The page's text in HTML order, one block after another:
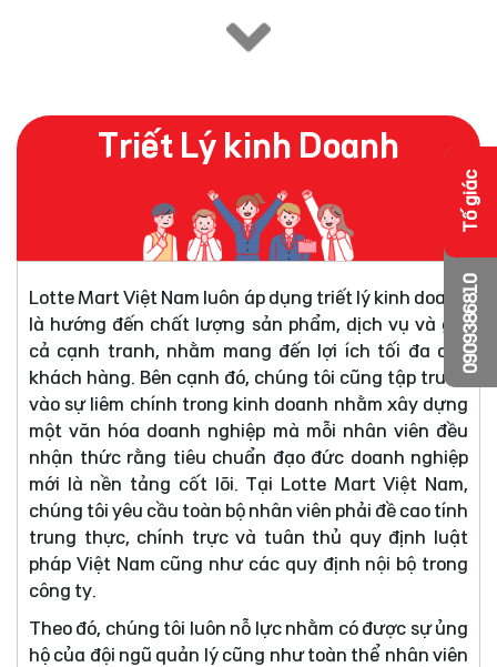
Triết Lý kinh Doanh
Lotte Mart Việt Nam luôn áp dụng triết lý kinh doanh
là hướng đến chất lượng sản phẩm, dịch vụ và giá
cả cạnh tranh, nhằm mang đến lợi ích tối đa cho
khách hàng. Bên cạnh đó, chúng tôi cũng tập trung
vào sự liêm chính trong kinh doanh nhằm xây dựng
một văn hóa doanh nghiệp mà mỗi nhân viên đều
nhận thức rằng tiêu chuẩn đạo đức doanh nghiệp
mới là nền tảng cốt lõi. Tại Lotte Mart Việt Nam,
chúng tôi yêu cầu toàn bộ nhân viên phải đề cao tính
trung thực, chính trực và tuân thủ quy định luật
pháp Việt Nam cũng như các quy định nội bộ trong
công ty.
Theo đó, chúng tôi luôn nỗ lực nhằm có được sự ủng
hộ của đội ngũ quản lý cũng như toàn thể nhân viên
0909386810
Tố giác